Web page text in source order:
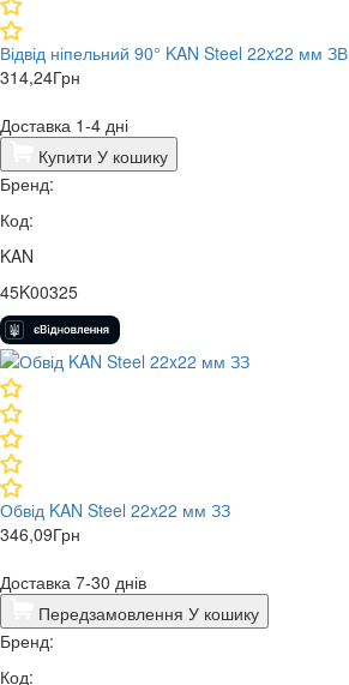
Відвід ніпельний 90° KAN Steel 22x22 мм ЗВ
314,24Грн
Доставка 1-4 дні
Купити У кошику
Бренд:
Код:
KAN
45K00325
Обвід KAN Steel 22x22 мм ЗЗ
346,09Грн
Доставка 7-30 днів
Передзамовлення У кошику
Бренд:
Код: